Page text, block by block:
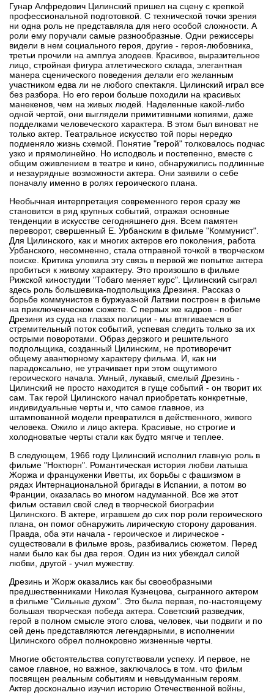
Гунар Алфредович Цилинский пришел на сцену с крепкой
профессиональной подготовкой. С технической точки зрения
ни одна роль не представляла для него особой сложности. А
роли ему поручали самые разнообразные. Одни режиссеры
видели в нем социального героя, другие - героя-любовника,
третьи прочили на амплуа злодеев. Красивое, выразительное
лицо, стройная фигура атлетического склада, элегантная
манера сценического поведения делали его желанным
участником едва ли не любого спектакля. Цилинский играл все
без разбора. Но его герои больше походили на красивых
манекенов, чем на живых людей. Наделенные какой-либо
одной чертой, они выглядели примитивными копиями, даже
подделками человеческого характера. В этом был виноват не
только актер. Театральное искусство той поры нередко
подменяло жизнь схемой. Понятие "герой" толковалось подчас
узко и прямолинейно. Но исподволь и постепенно, вместе с
общим оживлением в театре и кино, обнаружились подлинные
и незаурядные возможности актера. Они заявили о себе
поначалу именно в ролях героического плана.
Необычная интерпретация современного героя сразу же
становится в ряд крупных событий, отражая основные
тенденции в искусстве сегодняшнего дня. Всем памятен
переворот, свершенный Е. Урбанским в фильме "Коммунист".
Для Цилинского, как и многих актеров его поколения, работа
Урбанского, несомненно, стала отправной точкой в творческом
поиске. Критика уловила эту связь в первой же попытке актера
пробиться к живому характеру. Это произошло в фильме
Рижской киностудии "Тобаго меняет курс". Цилинский сыграл
здесь роль большевика-подпольщика Дрезиня. Рассказ о
борьбе коммунистов в буржуазной Латвии построен в фильме
на приключенческом сюжете. С первых же кадров - побег
Дрезиня из суда на глазах полиции - мы втягиваемся в
стремительный поток событий, успевая следить только за их
острыми поворотами. Образ дерзкого и решительного
подпольщика, созданный Цилинским, не противоречит
общему авантюрному характеру фильма. И, как ни
парадоксально, не утрачивает при этом ощутимого
героического начала. Умный, лукавый, смелый Дрезинь -
Цилинский не просто находится в гуще событий - он творит их
сам. Так герой Цилинского начал приобретать конкретные,
индивидуальные черты и, что самое главное, из
штампованной модели превратился в действенного, живого
человека. Ожило и лицо актера. Красивые, но строгие и
холодноватые черты стали как будто мягче и теплее.
В следующем, 1966 году Цилинский исполнил главную роль в
фильме "Ноктюрн". Романтическая история любви латыша
Жоржа и француженки Иветты, их борьбы с фашизмом в
рядах Интернациональной бригады в Испании, а потом во
Франции, оказалась во многом надуманной. Все же этот
фильм оставил свой след в творческой биографии
Цилинского. В актере, игравшем до сих пор роли героического
плана, он помог обнаружить лирическую сторону дарования.
Правда, оба эти начала - героическое и лирическое -
существовали в фильме врозь, разбивались сюжетом. Перед
нами было как бы два героя. Один из них убеждал силой
любви, другой - учил мужеству.
Дрезинь и Жорж оказались как бы своеобразными
предшественниками Николая Кузнецова, сыгранного актером
в фильме "Сильные духом". Это была первая, по-настоящему
большая творческая победа актера. Советский разведчик,
герой в полном смысле этого слова, человек, чьи подвиги и по
сей день представляются легендарными, в исполнении
Цилинского обрел полнокровно жизненные черты.
Многие обстоятельства сопутствовали успеху. И первое, не
самое главное, но важное, заключалось в том. что фильм
посвящен реальным событиям и невыдуманным героям.
Актер досконально изучил историю Отечественной войны,